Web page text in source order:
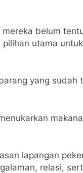
belum
utama
yang sudah
lapangan
relasi,